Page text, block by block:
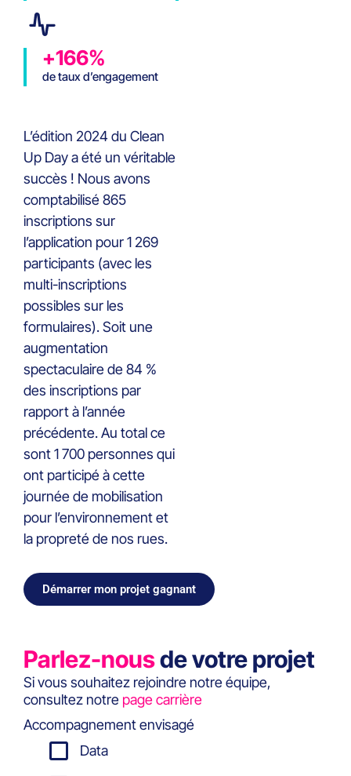
+166%
de taux d’engagement
L’édition 2024 du Clean
Up Day a été un véritable
succès ! Nous avons
comptabilisé 865
inscriptions sur
l’application pour 1 269
participants (avec les
multi-inscriptions
possibles sur les
formulaires). Soit une
augmentation
spectaculaire de 84 %
des inscriptions par
rapport à l’année
précédente. Au total ce
sont 1 700 personnes qui
ont participé à cette
journée de mobilisation
pour l’environnement et
la propreté de nos rues.
Démarrer mon projet gagnant
Parlez-nousde votre projet
Si vous souhaitez rejoindre notre équipe,
consultez notre page carrière
Accompagnement envisagé
Data